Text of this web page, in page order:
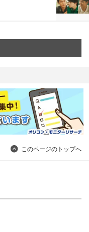
このページのトップへ